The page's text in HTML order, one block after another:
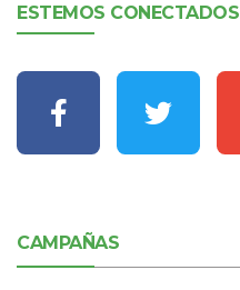
ESTEMOS CONECTADOS
CAMPAÑAS